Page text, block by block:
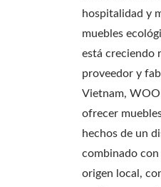
hospitalidad y
muebles
está creciendo
proveedor y
Vietnam,
ofrecer
hechos de un
combinado con
origen local,